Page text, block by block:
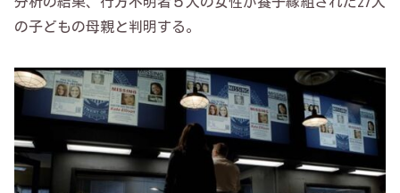
の子どもの母親と判明する。